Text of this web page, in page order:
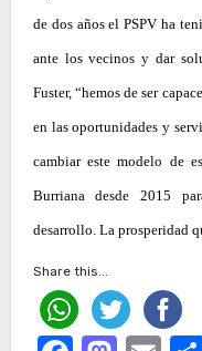
de dos años el PSPV ha
ante los vecinos y dar
Fuster, “hemos de ser
en las oportunidades y
cambiar este modelo de
Burriana desde 2015
desarrollo. La prosperidad
Share this...